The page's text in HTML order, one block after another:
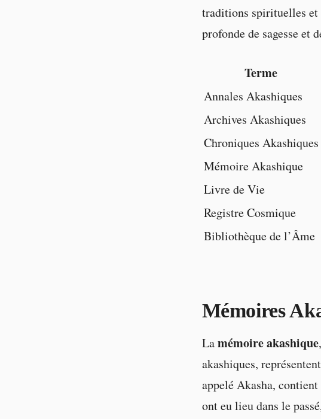
traditions spirituelles et
profonde de sagesse et
Terme
Annales Akashiques
Archives Akashiques
Chroniques Akashiques
Mémoire Akashique
Livre de Vie
Registre Cosmique
Bibliothèque de l’Âme
Mémoires
Lamémoire akashique
akashiques,
appelé Akasha,
ont eu lieu dans le